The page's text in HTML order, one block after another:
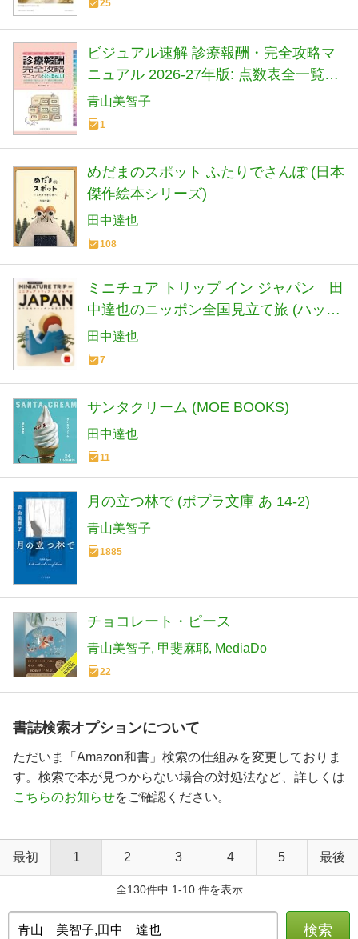
25
ビジュアル速解 診療報酬・完全攻略マ
ニュアル 2026-27年版: 点数表全一覧&
レセプト請求の要点解説 (2026-27年版)
青山美智子
1
めだまのスポット ふたりでさんぽ (日本
傑作絵本シリーズ)
田中達也
108
ミニチュア トリップ イン ジャパン 田
中達也のニッポン全国見立て旅 (ハッピ
ーセット)
田中達也
7
サンタクリーム (MOE BOOKS)
田中達也
11
月の立つ林で (ポプラ文庫 あ 14-2)
青山美智子
1885
チョコレート・ピース
青山美智子 甲斐麻耶 MediaDo
22
書誌検索オプションについて
ただいま「Amazon和書」検索の仕組みを変更しておりま
す。検索で本が見つからない場合の対処法など、詳しくは
こちらのお知らせをご確認ください。
最初 1 2 3 4 5 最後
全130件中 1-10 件を表示
検索